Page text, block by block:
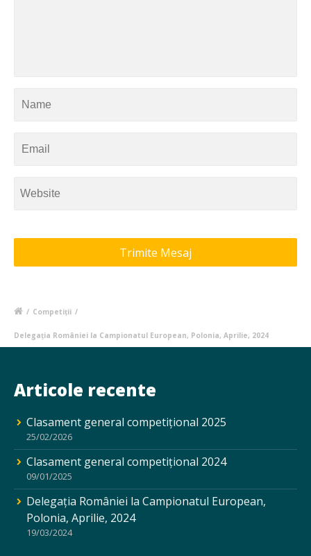
/ Competiții /
Delegația României la Campionatul European, Polonia, Aprilie, 2024
Articole recente
Clasament general competițional 2025
25/02/2026
Clasament general competițional 2024
09/01/2025
Delegația României la Campionatul European,
Polonia, Aprilie, 2024
19/03/2024